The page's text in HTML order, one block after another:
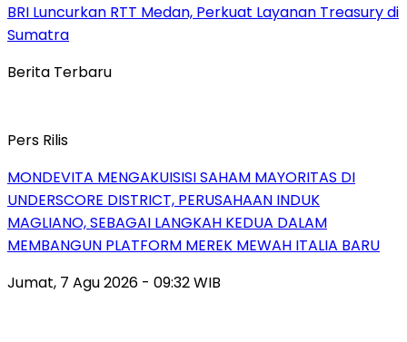
BRI Luncurkan RTT Medan, Perkuat Layanan Treasury di
Sumatra
Berita Terbaru
Pers Rilis
MONDEVITA MENGAKUISISI SAHAM MAYORITAS DI
UNDERSCORE DISTRICT, PERUSAHAAN INDUK
MAGLIANO, SEBAGAI LANGKAH KEDUA DALAM
MEMBANGUN PLATFORM MEREK MEWAH ITALIA BARU
Jumat, 7 Agu 2026 - 09:32 WIB